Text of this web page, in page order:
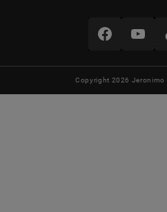
Copyright 2026 Jeronimo